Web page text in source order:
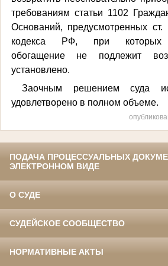
требованиям статьи 1102
Оснований, предусмотренных ст.
кодекса РФ, при которых
обогащение не подлежит
установлено.
Заочным решением суда
удовлетворено в полном объеме.
ПОДАЧА ПРОЦЕССУАЛЬНЫХ
ЭЛЕКТРОННОМ ВИДЕ
О СУДЕ
СУДЕЙСКОЕ СООБЩЕСТВО
НОРМАТИВНЫЕ АКТЫ